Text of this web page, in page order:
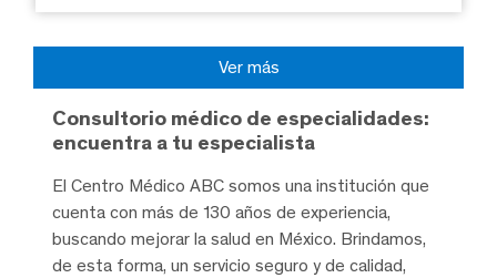
Ver más
Consultorio médico de especialidades:
encuentra a tu especialista
El Centro Médico ABC somos una institución que
cuenta con más de 130 años de experiencia,
buscando mejorar la salud en México. Brindamos,
de esta forma, un servicio seguro y de calidad,